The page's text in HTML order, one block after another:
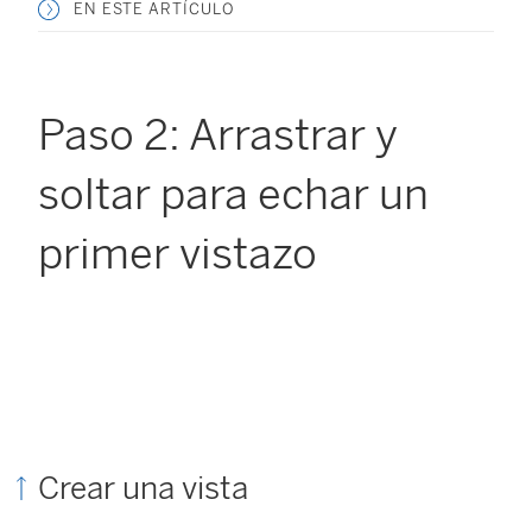
EN ESTE ARTÍCULO
Paso 2: Arrastrar y
soltar para echar un
primer vistazo
Crear una vista